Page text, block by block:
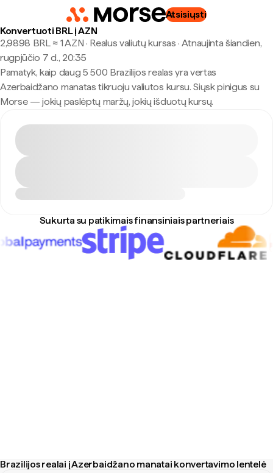
Atsisiųsti
Konvertuoti BRL į AZN
2,9898 BRL ≈ 1 AZN · Realus valiutų kursas · Atnaujinta šiandien,
rugpjūčio 7 d., 20:35
Pamatyk, kaip daug 5 500 Brazilijos realas yra vertas
Azerbaidžano manatas tikruoju valiutos kursu. Siųsk pinigus su
Morse — jokių paslėptų maržų, jokių išduotų kursų.
Sukurta su patikimais finansiniais partneriais
Brazilijos realai į Azerbaidžano manatai konvertavimo lentelė